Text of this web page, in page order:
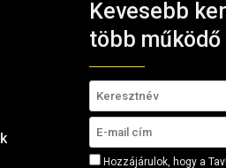
Kevesebb
több
Hozzájárulok, hogy a